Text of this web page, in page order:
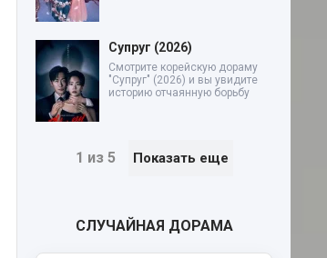
Супруг (2026)
Смотрите корейскую дораму
"Супруг" (2026) и вы увидите
историю отчаянную борьбу
1 из 5 Показать еще
СЛУЧАЙНАЯ ДОРАМА